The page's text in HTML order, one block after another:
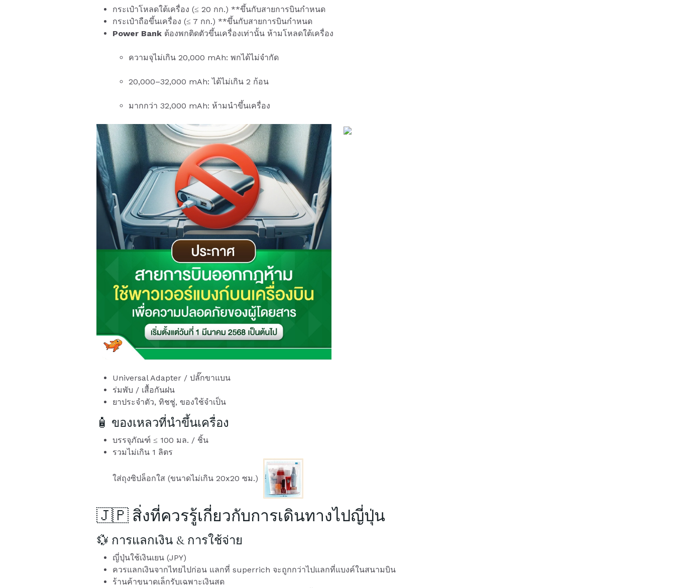
กระเป๋าโหลดใต้เครื่อง (≤ 20 กก.) **ขึ้นกับสายการบินกำหนด
กระเป๋าถือขึ้นเครื่อง (≤ 7 กก.) **ขึ้นกับสายการบินกำหนด
Power Bank ต้องพกติดตัวขึ้นเครื่องเท่านั้น ห้ามโหลดใต้เครื่อง
ความจุไม่เกิน 20,000 mAh: พกได้ไม่จำกัด
20,000–32,000 mAh: ได้ไม่เกิน 2 ก้อน
มากกว่า 32,000 mAh: ห้ามนำขึ้นเครื่อง
Universal Adapter / ปลั๊กขาแบน
ร่มพับ / เสื้อกันฝน
ยาประจำตัว, ทิชชู่, ของใช้จำเป็น
🧴 ของเหลวที่นำขึ้นเครื่อง
บรรจุภัณฑ์ ≤ 100 มล. / ชิ้น
รวมไม่เกิน 1 ลิตร
ใส่ถุงซิปล็อกใส (ขนาดไม่เกิน 20x20 ซม.)
🇯🇵 สิ่งที่ควรรู้เกี่ยวกับการเดินทางไปญี่ปุ่น
💱 การแลกเงิน & การใช้จ่าย
ญี่ปุ่นใช้เงินเยน (JPY)
ควรแลกเงินจากไทยไปก่อน แลกที่ superrich จะถูกกว่าไปแลกที่แบงค์ในสนามบิน
ร้านค้าขนาดเล็กรับเฉพาะเงินสด